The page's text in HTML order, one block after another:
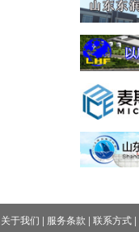
关于我们 | 服务条款 | 联系方式|